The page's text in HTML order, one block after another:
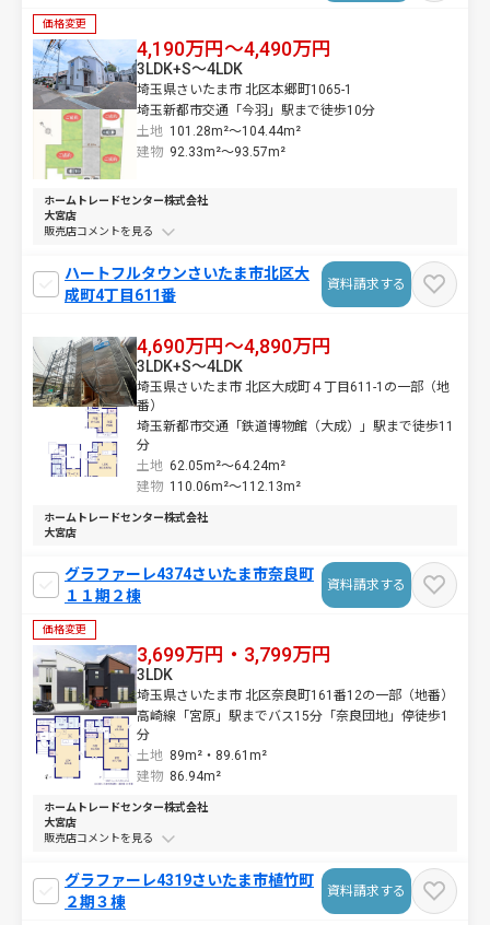
価格変更
4,190万円～4,490万円
埼玉県さいたま市 北区本郷町1065-1
埼玉新都市交通「今羽」駅まで徒歩10分
土地 101.28m²～104.44m²
3LDK+S～4LDK
建物 92.33m²～93.57m²
ホームトレードセンター株式会社
大宮店
販売店コメントを
ハートフルタウンさいたま市北区大
成町4丁目611番
資料請求する
4,690万円～4,890万円
埼玉県さいたま市 北区大成町４丁目611-1の一部（地
番）
埼玉新都市交通「鉄道博物館（大成）」駅まで徒歩11
分
土地 62.05m²～64.24m²
3LDK+S～4LDK
建物 110.06m²～112.13m²
ホームトレードセンター株式会社
大宮店
グラファーレ4374さいたま市奈良町
１１期２棟
資料請求する
価格変更
3,699万円・3,799万円
埼玉県さいたま市 北区奈良町161番12の一部（地番）
高崎線「宮原」駅までバス15分「奈良団地」停徒歩1
分
土地 89m²・ 89.61m²
3LDK
建物 86.94m²
ホームトレードセンター株式会社
大宮店
販売店コメントを
グラファーレ4319さいたま市植竹町
２期３棟
資料請求する